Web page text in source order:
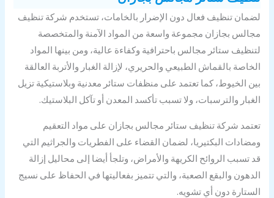
تنظيف فعال دون الإضرار بالخامات، تستخدم شركة تنظيف
بجازان مجموعة واسعة من المواد الآمنة والمتخصصة
ستائر مجالس باحترافية وكفاءة عالية، ومن بينها المواد
بالقماش الطبيعي والحريري، لإزالة الغبار والأتربة العالقة
الخيوط، كما تعتمد على منظفات ستائر معدنية وبلاستيكية تزيل
والترسبات، ولا تسبب تأكسد المعدن أو تآكل البلاستيك.
شركة تنظيف ستائر مجالس بجازان على مواد التعقيم
البكتيريا، لضمان القضاء على الفطريات والجراثيم التي
تسبب الروائح الكريهة والأمراض، وتلجأ أيضا إلى محاليل إزالة
والبقع الصعبة، والتي تتميز بفعاليتها في الحفاظ على نسيج
دون أي تشويه.